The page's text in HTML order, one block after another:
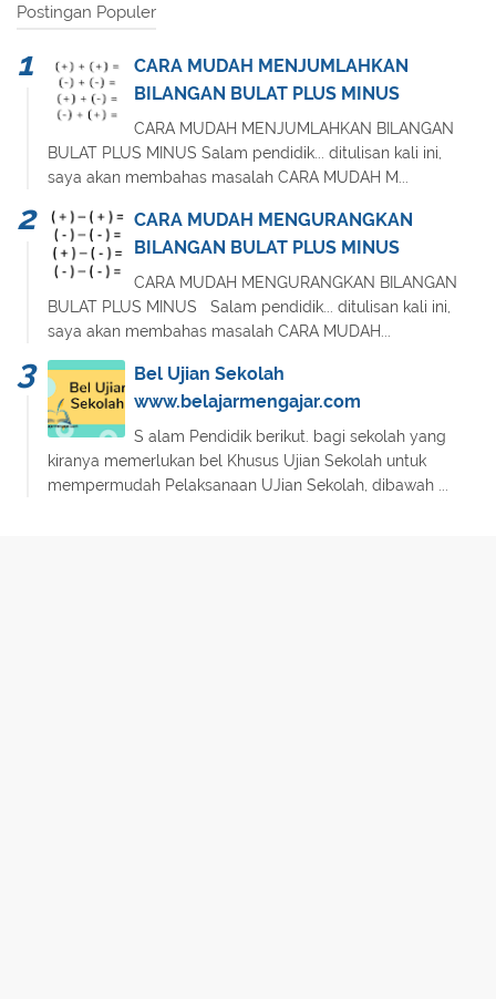
Postingan Populer
CARA MUDAH MENJUMLAHKAN
BILANGAN BULAT PLUS MINUS
CARA MUDAH MENJUMLAHKAN BILANGAN
BULAT PLUS MINUS Salam pendidik... ditulisan kali ini,
saya akan membahas masalah CARA MUDAH M...
CARA MUDAH MENGURANGKAN
BILANGAN BULAT PLUS MINUS
CARA MUDAH MENGURANGKAN BILANGAN
BULAT PLUS MINUS Salam pendidik... ditulisan kali ini,
saya akan membahas masalah CARA MUDAH...
Bel Ujian Sekolah
www.belajarmengajar.com
S alam Pendidik berikut. bagi sekolah yang
kiranya memerlukan bel Khusus Ujian Sekolah untuk
mempermudah Pelaksanaan UJian Sekolah, dibawah ...